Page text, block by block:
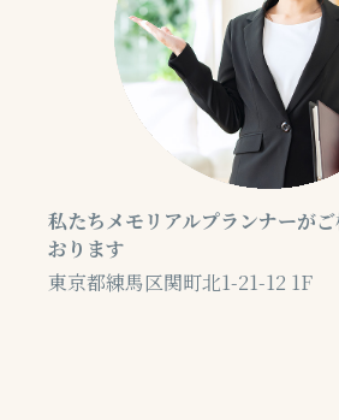
私たちメモリアルプランナーが
おります
東京都練馬区関町北1-21-12 1F